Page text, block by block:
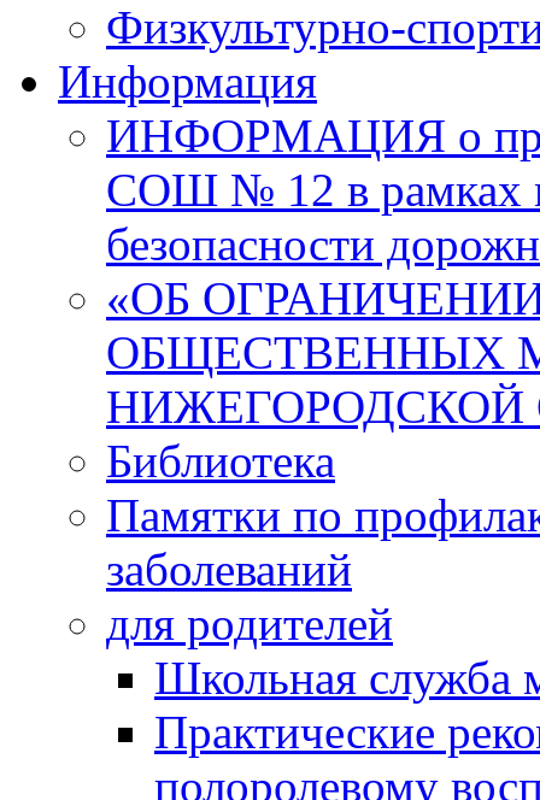
Физкультурно-
Информация
ИНФОРМАЦИЯ о
СОШ № 12 в рамках
безопасности
«ОБ
ОБЩЕСТВЕННЫХ
НИЖЕГОРОДСКОЙ
Библиотека
Памятки по
заболеваний
для родителей
Школьная служба
Практические
полоролевому